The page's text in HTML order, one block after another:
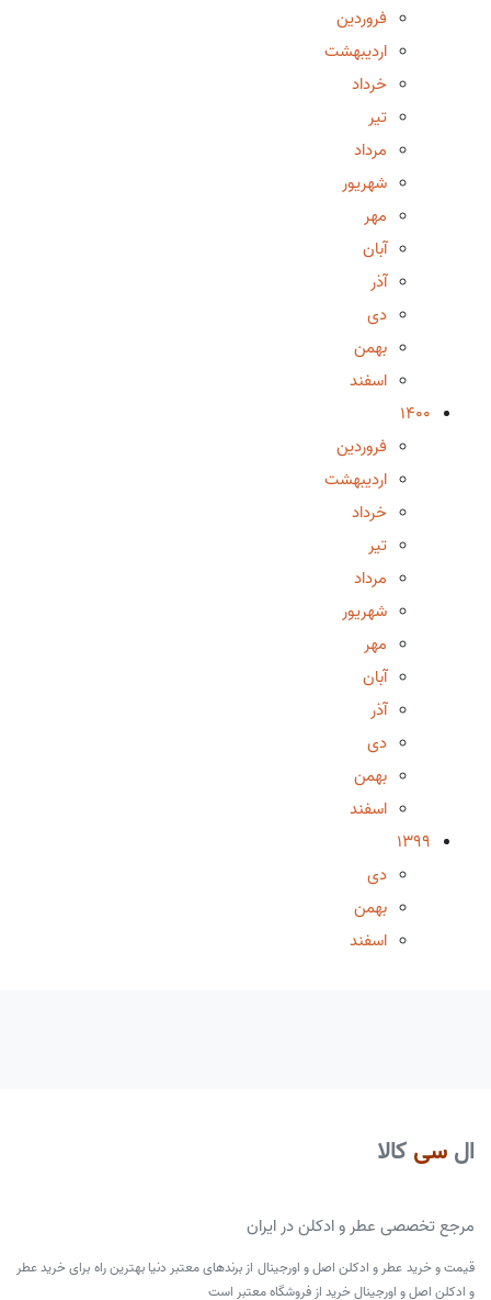
فروردین
اردیبهشت
خرداد
تیر
مرداد
شهریور
مهر
آبان
آذر
دی
بهمن
اسفند
1400
فروردین
اردیبهشت
خرداد
تیر
مرداد
شهریور
مهر
آبان
آذر
دی
بهمن
اسفند
1399
دی
بهمن
اسفند
ال سی کالا
مرجع تخصصی عطر و ادکلن در ایران
قیمت و خرید عطر و ادکلن اصل و اورجینال از برندهای معتبر دنیا بهترین راه برای خرید عطر
و ادکلن اصل و اورجینال خرید از فروشگاه معتبر است